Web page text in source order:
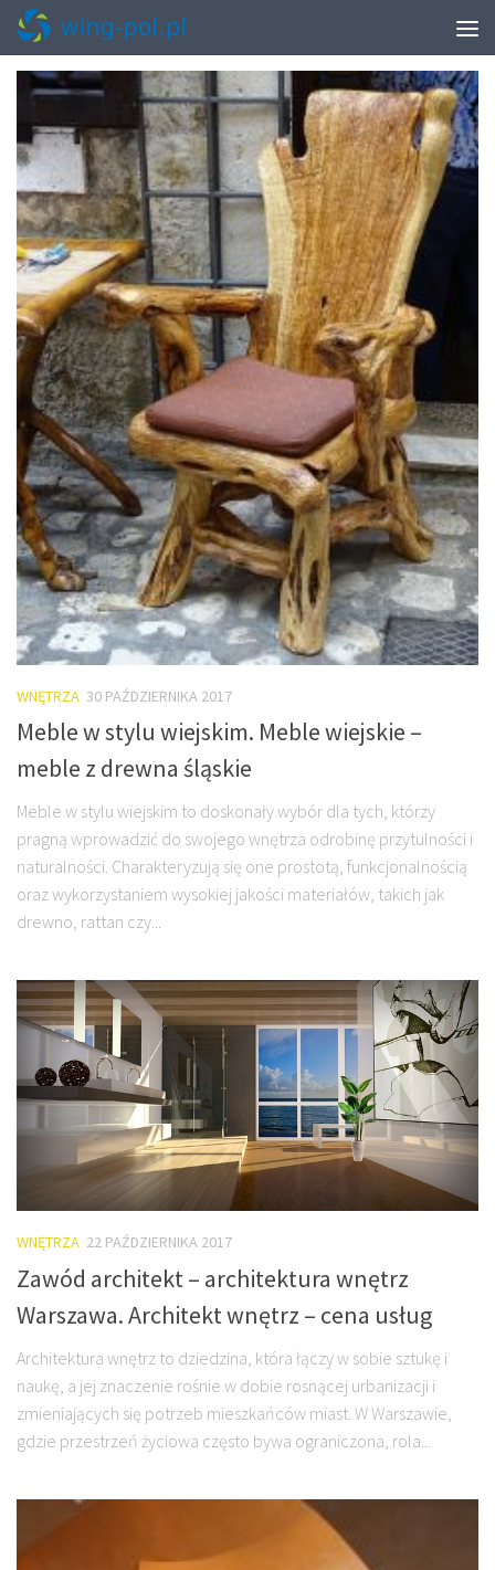
TAGGED:PROJEKTY MIESZKAŃ POD KLUCZ
WNĘTRZA 30 PAŹDZIERNIKA 2017
Meble w stylu wiejskim. Meble wiejskie –
meble z drewna śląskie
Meble w stylu wiejskim to doskonały wybór dla tych, którzy
pragną wprowadzić do swojego wnętrza odrobinę przytulności i
naturalności. Charakteryzują się one prostotą, funkcjonalnością
oraz wykorzystaniem wysokiej jakości materiałów, takich jak
drewno, rattan czy...
WNĘTRZA 22 PAŹDZIERNIKA 2017
Zawód architekt – architektura wnętrz
Warszawa. Architekt wnętrz – cena usług
Architektura wnętrz to dziedzina, która łączy w sobie sztukę i
naukę, a jej znaczenie rośnie w dobie rosnącej urbanizacji i
zmieniających się potrzeb mieszkańców miast. W Warszawie,
gdzie przestrzeń życiowa często bywa ograniczona, rola...